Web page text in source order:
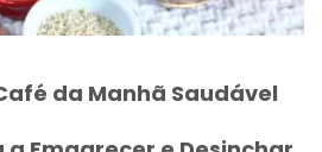
da Manhã Saudável